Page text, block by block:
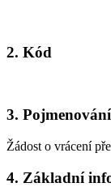
2. Kód
3.
Žádost o vrácení
4. Základní